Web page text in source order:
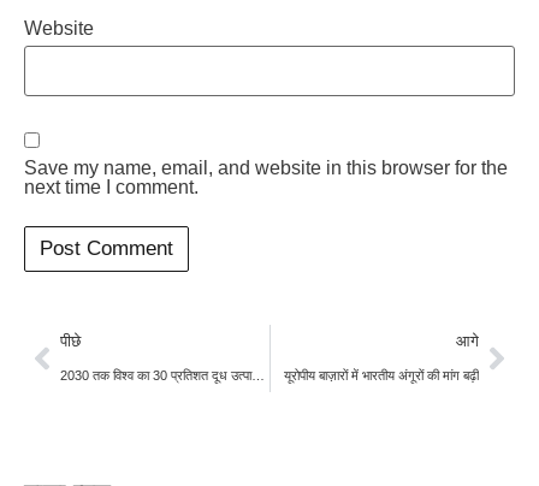
Website
Save my name, email, and website in this browser for the
next time I comment.
पीछे
2030 तक विश्व का 30 प्रतिशत दूध उत्पादन करेगा भारत
आगे
यूरोपीय बाज़ारों में भारतीय अंगूरों की मांग बढ़ी